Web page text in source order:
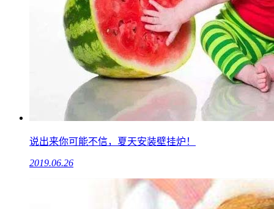
说出来你可能不信，夏天安装壁挂炉！
2019.06.26